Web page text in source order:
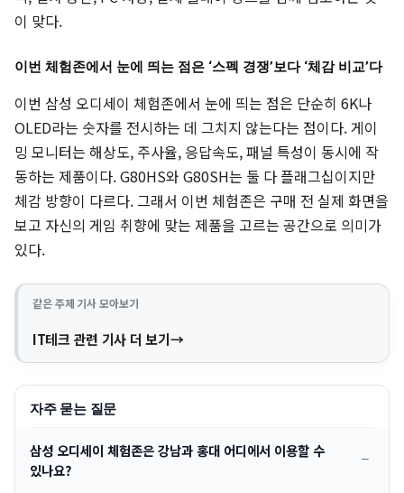
이 맞다.
이번 체험존에서 눈에 띄는 점은 ‘스펙 경쟁’보다 ‘체감 비교’다
이번 삼성 오디세이 체험존에서 눈에 띄는 점은 단순히 6K나
OLED라는 숫자를 전시하는 데 그치지 않는다는 점이다. 게이
밍 모니터는 해상도, 주사율, 응답속도, 패널 특성이 동시에 작
동하는 제품이다. G80HS와 G80SH는 둘 다 플래그십이지만
체감 방향이 다르다. 그래서 이번 체험존은 구매 전 실제 화면을
보고 자신의 게임 취향에 맞는 제품을 고르는 공간으로 의미가
있다.
같은 주제 기사 모아보기
IT테크 관련 기사 더 보기
자주 묻는 질문
삼성 오디세이 체험존은 강남과 홍대 어디에서 이용할 수
있나요?